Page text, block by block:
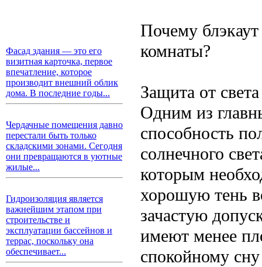
Фасад здания — это его
визитная карточка, первое
впечатление, которое
производит внешний облик
дома. В последние годы...
Чердачные помещения давно
перестали быть только
складскими зонами. Сегодня
они превращаются в уютные
жилые...
Гидроизоляция является
важнейшим этапом при
строительстве и
эксплуатации бассейнов и
террас, поскольку она
обеспечивает...
Почему
комнаты?
Защита от
Одним из
способность
солнечного
которым
хорошую тень
зачастую
имеют менее
спокойному